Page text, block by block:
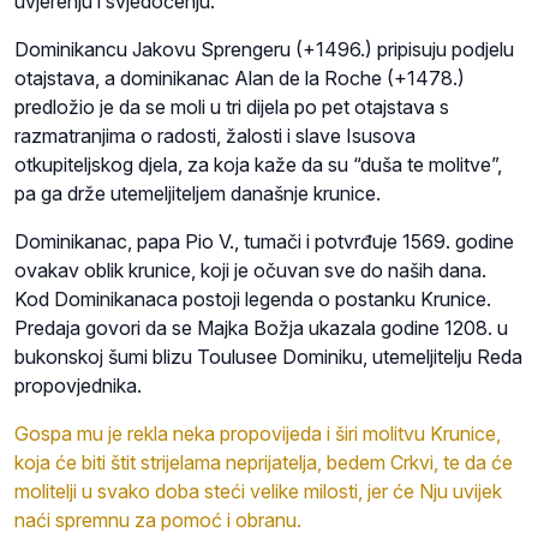
Dominikancu Jakovu Sprengeru (+1496.) pripisuju podjelu
otajstava, a dominikanac Alan de la Roche (+1478.)
predložio je da se moli u tri dijela po pet otajstava s
razmatranjima o radosti, žalosti i slave Isusova
otkupiteljskog djela, za koja kaže da su “duša te molitve”,
pa ga drže utemeljiteljem današnje krunice.
Dominikanac, papa Pio V., tumači i potvrđuje 1569. godine
ovakav oblik krunice, koji je očuvan sve do naših dana.
Kod Dominikanaca postoji legenda o postanku Krunice.
Predaja govori da se Majka Božja ukazala godine 1208. u
bukonskoj šumi blizu Toulusee Dominiku, utemeljitelju Reda
propovjednika.
Gospa mu je rekla neka propovijeda i širi molitvu Krunice,
koja će biti štit strijelama neprijatelja, bedem Crkvi, te da će
molitelji u svako doba steći velike milosti, jer će Nju uvijek
naći spremnu za pomoć i obranu.